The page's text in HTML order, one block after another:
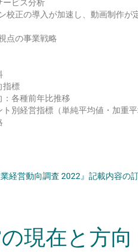
ービス分析
の導入が加速し、動画制作が
の事業戦略
指標
各種前年比推移
別経営指標（単純平均値・加重平
業経営動向調査 2022』記載内容の
現在と方